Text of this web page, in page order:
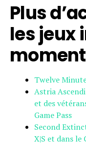
Plus
les jeux
Twelve
Astria
et des
Game Pass
Second
X|S et dans le